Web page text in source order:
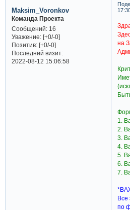
Maksim_Voronkov
Команда Проекта
Сообщений:16
Уважение: [+0/-0]
Позитив: [+0/-0]
Последний визит:
2022-08-12 15:06:58
на
1.
2.
3.
4.
5.
6.
7.
Все
по